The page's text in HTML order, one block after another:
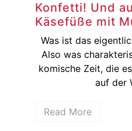
Konfetti! Und
Käsefüße mit
Was ist das
Also was
komische Zeit, die
auf der
Read More